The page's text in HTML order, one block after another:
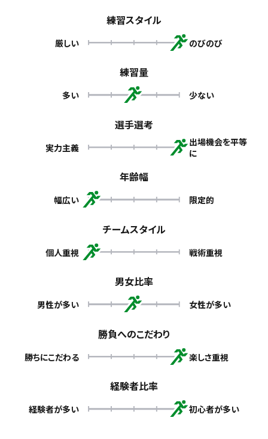
練習スタイル
厳しい のびのび
練習量
多い 少ない
選手選考
実力主義
出場機会を平等
に
年齢幅
幅広い 限定的
チームスタイル
個人重視 戦術重視
男女比率
男性が多い 女性が多い
勝負へのこだわり
勝ちにこだわる 楽しさ重視
経験者比率
経験者が多い 初心者が多い